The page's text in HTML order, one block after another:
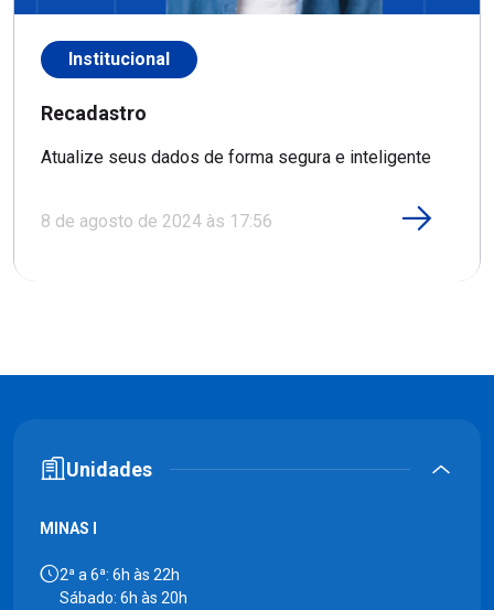
Institucional
Recadastro
Atualize seus dados de forma segura e inteligente
8 de agosto de 2024 às 17:56
Unidades
MINAS I
2ª a 6ª: 6h às 22h
Sábado: 6h às 20h